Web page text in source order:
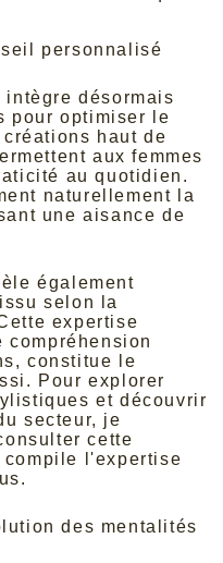
personnalisé
désormais
pour optimiser le
haut de
aux femmes
au quotidien.
naturellement la
une aisance de
également
selon la
expertise
compréhension
constitue le
Pour explorer
et découvrir
secteur, je
cette
compile l'expertise
des mentalités